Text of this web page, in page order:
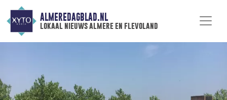
ALMEREDAGBLAD.NL
lokaal nieuws almere en flevoland